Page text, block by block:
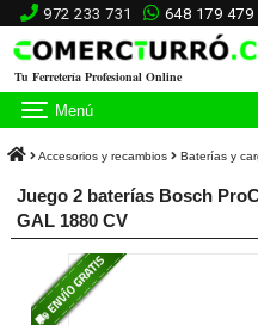
972 233 731 648 179 479
Tu Ferretería Profesional Online
Menú
Accesorios y recambios Baterías y
Juego 2 baterías Bosch
GAL 1880 CV